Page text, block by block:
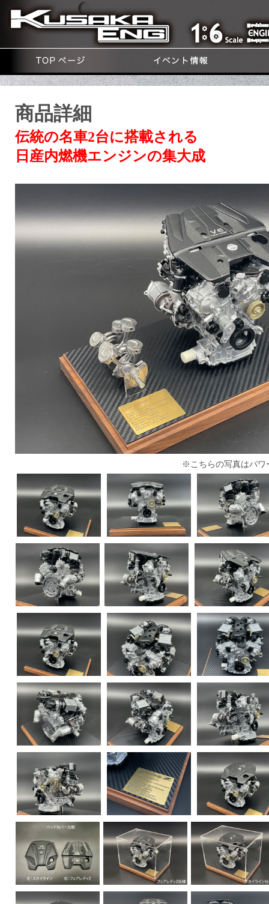
商品詳細
伝統の名車2台に搭載される
日産内燃機エンジンの集大成
※こちらの写真はパワ